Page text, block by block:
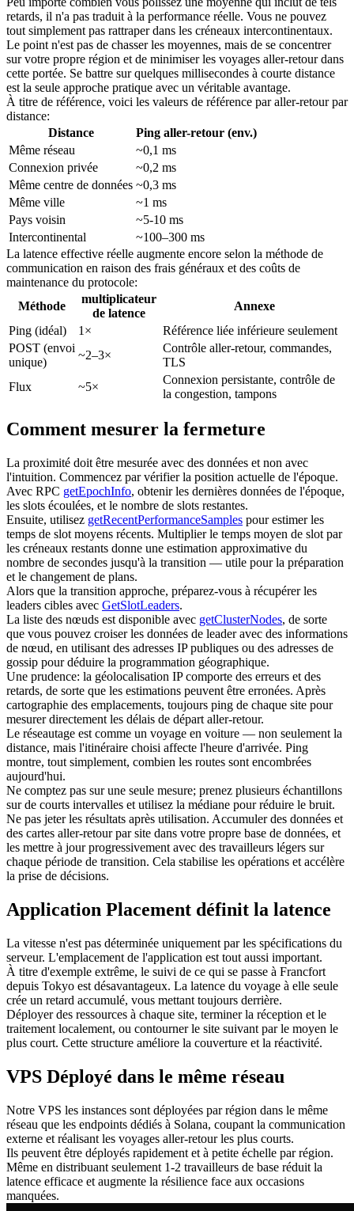
retards, il n'a pas traduit à la performance réelle. Vous ne pouvez
tout simplement pas rattraper dans les créneaux intercontinentaux.
Le point n'est pas de chasser les moyennes, mais de se concentrer
sur votre propre région et de minimiser les voyages aller-retour dans
cette portée. Se battre sur quelques millisecondes à courte distance
est la seule approche pratique avec un véritable avantage.
À titre de référence, voici les valeurs de référence par aller-retour par
distance:
Distance
Ping aller-retour (env.)
Même réseau
~0,1 ms
Connexion privée
~0,2 ms
Même centre de données ~0,3 ms
Même ville
~1 ms
Pays voisin
~5-10 ms
Intercontinental
~100–300 ms
La latence effective réelle augmente encore selon la méthode de
communication en raison des frais généraux et des coûts de
maintenance du protocole:
Méthode
multiplicateur
de latence
Annexe
Ping (idéal)
1×
Référence liée inférieure seulement
POST (envoi
unique)
~2–3×
Contrôle aller-retour, commandes,
TLS
Flux
~5×
Connexion persistante, contrôle de
la congestion, tampons
Comment mesurer la fermeture
La proximité doit être mesurée avec des données et non avec
l'intuition. Commencez par vérifier la position actuelle de l'époque.
Avec RPC getEpochInfo, obtenir les dernières données de l'époque,
les slots écoulées, et le nombre de slots restantes.
Ensuite, utilisez getRecentPerformanceSamples pour estimer les
temps de slot moyens récents. Multiplier le temps moyen de slot par
les créneaux restants donne une estimation approximative du
nombre de secondes jusqu'à la transition — utile pour la préparation
et le changement de plans.
Alors que la transition approche, préparez-vous à récupérer les
leaders cibles avec GetSlotLeaders.
La liste des nœuds est disponible avec getClusterNodes, de sorte
que vous pouvez croiser les données de leader avec des informations
de nœud, en utilisant des adresses IP publiques ou des adresses de
gossip pour déduire la programmation géographique.
Une prudence: la géolocalisation IP comporte des erreurs et des
retards, de sorte que les estimations peuvent être erronées. Après
cartographie des emplacements, toujours ping de chaque site pour
mesurer directement les délais de départ aller-retour.
Le réseautage est comme un voyage en voiture — non seulement la
distance, mais l'itinéraire choisi affecte l'heure d'arrivée. Ping
montre, tout simplement, combien les routes sont encombrées
aujourd'hui.
Ne comptez pas sur une seule mesure; prenez plusieurs échantillons
sur de courts intervalles et utilisez la médiane pour réduire le bruit.
Ne pas jeter les résultats après utilisation. Accumuler des données et
des cartes aller-retour par site dans votre propre base de données, et
les mettre à jour progressivement avec des travailleurs légers sur
chaque période de transition. Cela stabilise les opérations et accélère
la prise de décisions.
Application Placement définit la latence
La vitesse n'est pas déterminée uniquement par les spécifications du
serveur. L'emplacement de l'application est tout aussi important.
À titre d'exemple extrême, le suivi de ce qui se passe à Francfort
depuis Tokyo est désavantageux. La latence du voyage à elle seule
crée un retard accumulé, vous mettant toujours derrière.
Déployer des ressources à chaque site, terminer la réception et le
traitement localement, ou contourner le site suivant par le moyen le
plus court. Cette structure améliore la couverture et la réactivité.
VPS Déployé dans le même réseau
Notre VPS les instances sont déployées par région dans le même
réseau que les endpoints dédiés à Solana, coupant la communication
externe et réalisant les voyages aller-retour les plus courts.
Ils peuvent être déployés rapidement et à petite échelle par région.
Même en distribuant seulement 1-2 travailleurs de base réduit la
latence efficace et augmente la résilience face aux occasions
manquées.